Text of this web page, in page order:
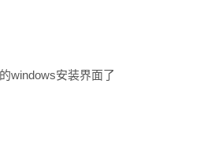
windows安装界面了